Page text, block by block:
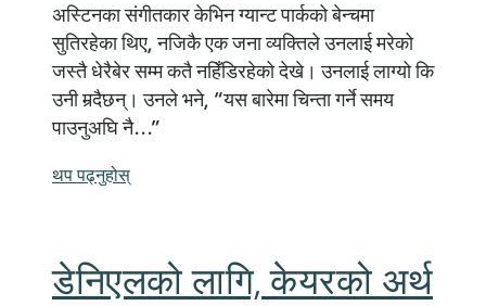
अस्टिनका संगीतकार केभिन ग्यान्ट पार्कको बेन्चमा
सुतिरहेका थिए, नजिकै एक जना व्यक्तिले उनलाई मरेको
जस्तै धेरैबेर सम्म कतै नहिँडिरहेको देखे। उनलाई लाग्यो कि
उनी मर्‍दैछन्। उनले भने, “यस बारेमा चिन्ता गर्ने समय
पाउनुअघि नै...”
थप पढ्नुहोस्
डेनिएलको लागि, केयरको अर्थ